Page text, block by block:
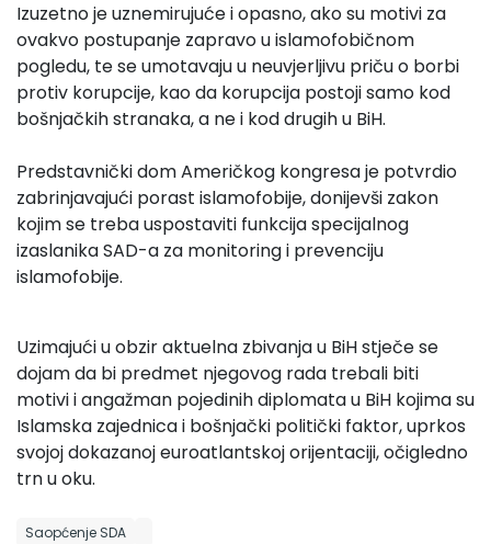
Izuzetno je uznemirujuće i opasno, ako su motivi za
ovakvo postupanje zapravo u islamofobičnom
pogledu, te se umotavaju u neuvjerljivu priču o borbi
protiv korupcije, kao da korupcija postoji samo kod
bošnjačkih stranaka, a ne i kod drugih u BiH.
Predstavnički dom Američkog kongresa je potvrdio
zabrinjavajući porast islamofobije, donijevši zakon
kojim se treba uspostaviti funkcija specijalnog
izaslanika SAD-a za monitoring i prevenciju
islamofobije.
Uzimajući u obzir aktuelna zbivanja u BiH stječe se
dojam da bi predmet njegovog rada trebali biti
motivi i angažman pojedinih diplomata u BiH kojima su
Islamska zajednica i bošnjački politički faktor, uprkos
svojoj dokazanoj euroatlantskoj orijentaciji, očigledno
trn u oku.
Saopćenje SDA